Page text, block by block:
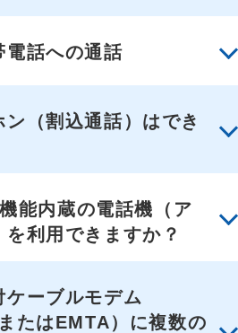
電話への通話
ン（割込通話）はでき
能内蔵の電話機（ア
を利用できますか？
ケーブルモデム
たはEMTA）に複数の